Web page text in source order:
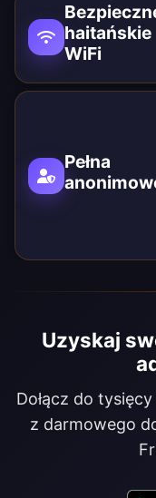
haitańskie
WiFi
Pełna
Uzyskaj
Dołącz do
z darmowego